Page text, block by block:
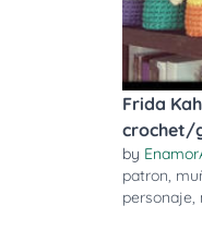
Frida
crochet/
by
patron,
personaje,